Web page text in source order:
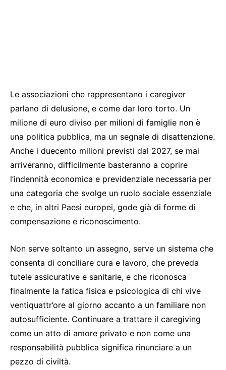
Le associazioni che rappresentano i caregiver
parlano di delusione, e come dar loro torto. Un
milione di euro diviso per milioni di famiglie non è
una politica pubblica, ma un segnale di disattenzione.
Anche i duecento milioni previsti dal 2027, se mai
arriveranno, difficilmente basteranno a coprire
l’indennità economica e previdenziale necessaria per
una categoria che svolge un ruolo sociale essenziale
e che, in altri Paesi europei, gode già di forme di
compensazione e riconoscimento.
Non serve soltanto un assegno, serve un sistema che
consenta di conciliare cura e lavoro, che preveda
tutele assicurative e sanitarie, e che riconosca
finalmente la fatica fisica e psicologica di chi vive
ventiquattr’ore al giorno accanto a un familiare non
autosufficiente. Continuare a trattare il caregiving
come un atto di amore privato e non come una
responsabilità pubblica significa rinunciare a un
pezzo di civiltà.